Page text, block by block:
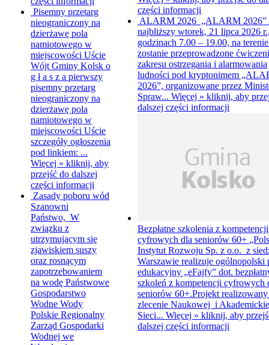
Pisemny przetarg
nieograniczony na
dzierżawę pola
namiotowego w
miejscowości Uście
Wójt Gminy Kolsk o
g ł a s z a pierwszy
pisemny przetarg
nieograniczony na
dzierżawę pola
namiotowego w
miejscowości Uście
szczegóły ogłoszenia
pod linkiem: ...
Więcej » kliknij, aby
przejść do dalszej
części informacji
Zasady poboru wód
Szanowni
Państwo, W
związku z
utrzymującym się
zjawiskiem suszy
oraz rosnącym
zapotrzebowaniem
na wodę Państwowe
Gospodarstwo
Wodne Wody
Polskie Regionalny
Zarząd Gospodarki
Wodnej we
części informacji
ALARM 2026 „ALARM
najbliższy wtorek, 21 lipca 2026
godzinach 7.00 – 19.00, na
zostanie przeprowadzone
zakresu ostrzegania i alarmowania
ludności pod kryptonimem
2026”, organizowane przez
Spraw... Więcej » kliknij, aby
dalszej części informacji
Bezpłatne szkolenia z kompetencji
cyfrowych dla seniorów 60+
Instytut Rozwoju Sp. z o.o. z
Warszawie realizuje
edukacyjny „eFajfy” dot.
szkoleń z kompetencji cyfrowych
seniorów 60+.Projekt realizowany
zlecenie Naukowej i
Sieci... Więcej » kliknij, aby
dalszej części informacji